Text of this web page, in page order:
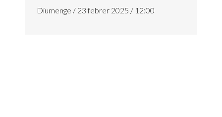
Diumenge / 23 febrer 2025 / 12:00